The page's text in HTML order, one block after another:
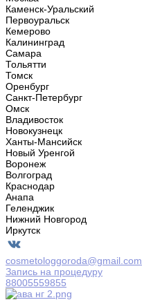
Каменск-Уральский
Первоуральск
Кемерово
Калининград
Самара
Тольятти
Томск
Оренбург
Санкт-Петербург
Омск
Владивосток
Новокузнецк
Ханты-Мансийск
Новый Уренгой
Воронеж
Волгоград
Краснодар
Анапа
Геленджик
Нижний Новгород
Иркутск
cosmetologgoroda@gmail.com
Запись на процедуру
88005559855